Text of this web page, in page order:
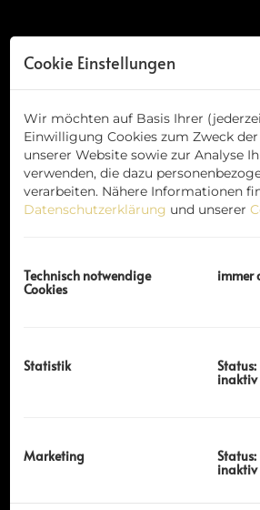
Cookie Einstellungen
Wir möchten auf Basis Ihrer
Einwilligung Cookies zum Zweck
unserer Website sowie zur Analyse
verwenden, die dazu
verarbeiten. Nähere Informationen
Datenschutzerklärung und unserer
Technisch notwendige
Cookies
immer
Statistik Status:
inaktiv
Marketing Status:
inaktiv